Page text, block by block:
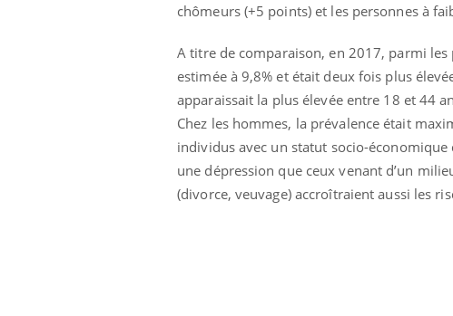
chômeurs (+5 points) et les personnes à
A titre de comparaison, en 2017, parmi les
estimée à 9,8% et était deux fois plus
apparaissait la plus élevée entre 18 et 44
Chez les hommes, la prévalence était
individus avec un statut socio-
une dépression que ceux venant d’un
(divorce, veuvage) accroîtraient aussi les